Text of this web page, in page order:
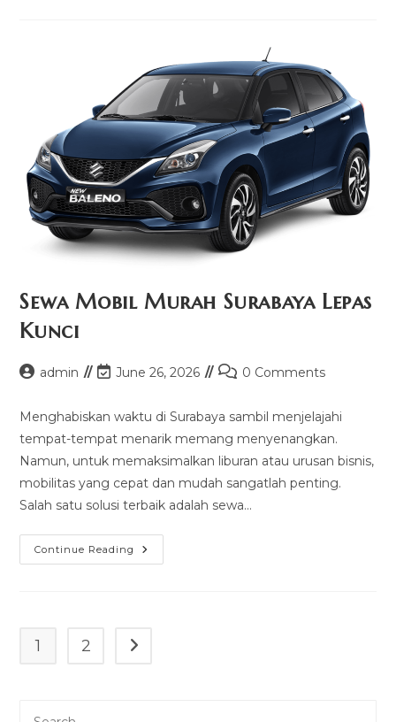
Sewa Mobil Murah Surabaya Lepas
Kunci
Postadmin
Post
modified:
June 26, 2026
Post0 Comments
Menghabiskan waktu di Surabaya sambil menjelajahi
tempat-tempat menarik memang menyenangkan.
Namun, untuk memaksimalkan liburan atau urusan bisnis,
mobilitas yang cepat dan mudah sangatlah penting.
Salah satu solusi terbaik adalah sewa…
Continue Reading Sewa
Mobil
1 2 Go to the next page